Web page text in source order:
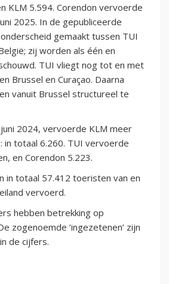
KLM 5.594. Corendon vervoerde
2025. In de gepubliceerde
gemaakt tussen TUI
zij worden als één en
TUI vliegt nog tot en met
Brussel en Curaçao. Daarna
vanuit Brussel structureel te
2024, vervoerde KLM meer
in totaal 6.260. TUI vervoerde
en Corendon 5.223.
in totaal 57.412 toeristen van en
vervoerd.
hebben betrekking op
zogenoemde ‘ingezetenen’ zijn
de cijfers.